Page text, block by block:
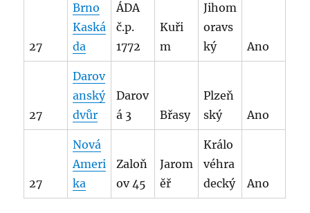
27
Brno
Kaská
da
ÁDA
č.p.
1772
Kuři
m
Jihom
oravs
ký
Ano
27
Darov
anský
dvůr
Darov
á 3
Břasy
Plzeň
ský
Ano
27
Nová
Ameri
ka
Zaloň
ov 45
Jarom
ěř
Králo
véhra
decký
Ano